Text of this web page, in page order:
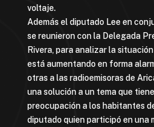
voltaje.
Además el diputado Lee en
se reunieron con la Delegada
Rivera, para analizar la
está aumentando en forma
otras a las radioemisoras de
una solución a un tema que
preocupación a los habitantes
diputado quien participó en una